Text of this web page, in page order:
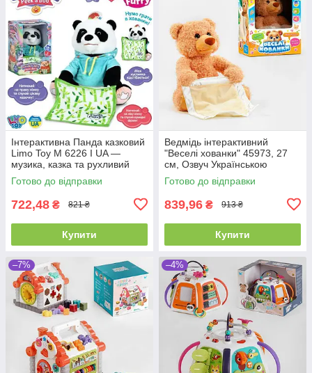
Інтерактивна Панда казковий
Limo Toy M 6226 I UA —
музика, казка та рухливий
рот, ідеально для малюка
Готово до відправки
722,48 ₴ 821 ₴
Купити
Ведмідь інтерактивний
"Веселі хованки" 45973, 27
см, Озвуч Українською
мовою, говорить, грає в
хованки
Готово до відправки
839,96 ₴ 913 ₴
Купити
–7% –4%